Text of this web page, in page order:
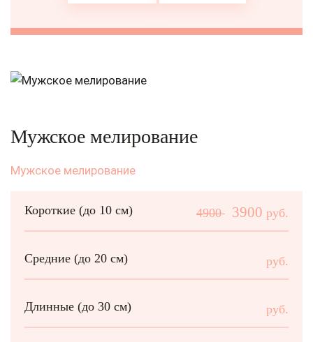
Мужское мелирование
Мужское мелирование
Короткие (до 10 см) 4900 3900 руб.
Средние (до 20 см) руб.
Длинные (до 30 см) руб.